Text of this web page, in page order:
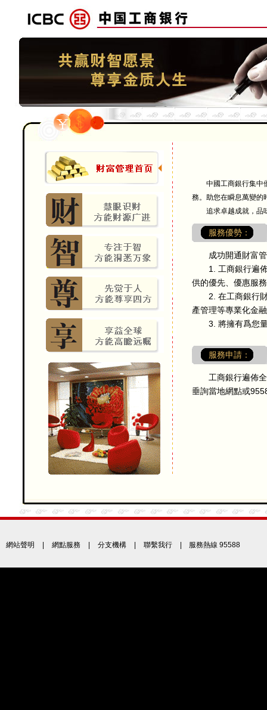
中國工商銀行集中優
務。助您在瞬息萬變的
追求卓越成就，品味
服務優勢：
成功開通財富管
1. 工商銀行遍佈
供的優先、優惠服
2. 在工商銀行財
產管理等專業化金
3. 將擁有爲您量
服務申請：
工商銀行遍佈全
垂詢當地網點或
網站聲明 網點服務 分支機構 聯繫我行 | 服務熱線 95588